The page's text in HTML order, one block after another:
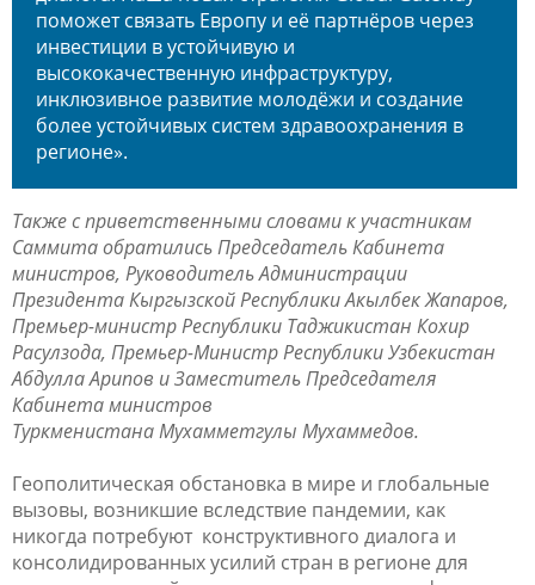
поможет связать Европу и её партнёров через
инвестиции в устойчивую и
высококачественную инфраструктуру,
инклюзивное развитие молодёжи и создание
более устойчивых систем здравоохранения в
регионе».
Также с приветственными словами к участникам
Саммита обратилисьПредседатель Кабинета
министров, Руководитель Администрации
Президента Кыргызской Республики Акылбек Жапаров,
Премьер-министр Республики Таджикистан Кохир
Расулзода, Премьер-Министр Республики Узбекистан
Абдулла Арипов и Заместитель Председателя
Кабинета министров
ТуркменистанаМухамметгулы Мухаммедов.
Геополитическая обстановка в мире и глобальные
вызовы, возникшие вследствие пандемии, как
никогда потребуют конструктивного диалога и
консолидированных усилий стран в регионе для